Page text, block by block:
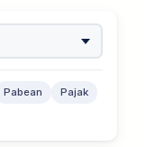
Pabean
Pajak